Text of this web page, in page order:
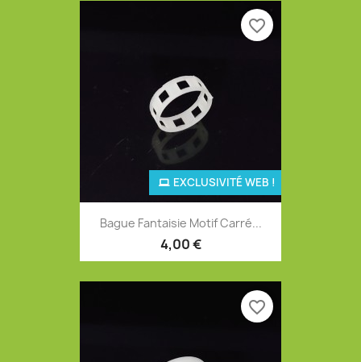
Bague Fantaisie Motif Carré...
4,00 €
EXCLUSIVITÉ WEB !
favorite_border
favorite_border